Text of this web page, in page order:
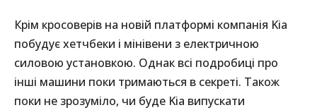
Крім кросоверів на новій платформі компанія Kia
побудує хетчбеки і мінівени з електричною
силовою установкою. Однак всі подробиці про
інші машини поки тримаються в секреті. Також
поки не зрозуміло, чи буде Kia випускати